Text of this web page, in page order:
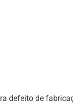
defeito de